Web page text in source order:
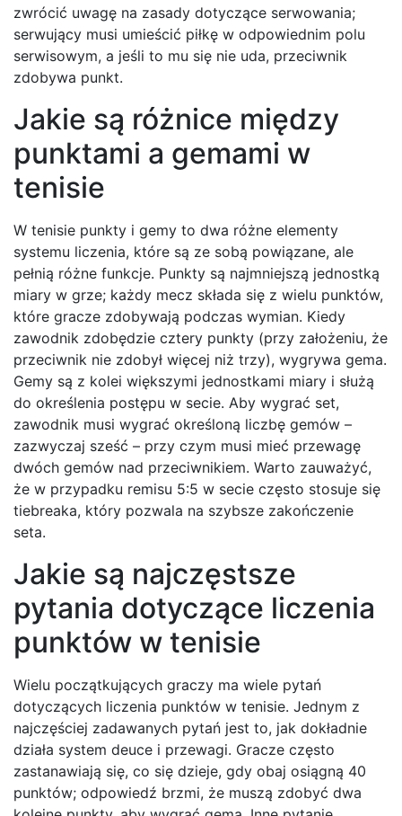
zwrócić uwagę na zasady dotyczące serwowania;
serwujący musi umieścić piłkę w odpowiednim polu
serwisowym, a jeśli to mu się nie uda, przeciwnik
zdobywa punkt.
Jakie są różnice między
punktami a gemami w
tenisie
W tenisie punkty i gemy to dwa różne elementy
systemu liczenia, które są ze sobą powiązane, ale
pełnią różne funkcje. Punkty są najmniejszą jednostką
miary w grze; każdy mecz składa się z wielu punktów,
które gracze zdobywają podczas wymian. Kiedy
zawodnik zdobędzie cztery punkty (przy założeniu, że
przeciwnik nie zdobył więcej niż trzy), wygrywa gema.
Gemy są z kolei większymi jednostkami miary i służą
do określenia postępu w secie. Aby wygrać set,
zawodnik musi wygrać określoną liczbę gemów –
zazwyczaj sześć – przy czym musi mieć przewagę
dwóch gemów nad przeciwnikiem. Warto zauważyć,
że w przypadku remisu 5:5 w secie często stosuje się
tiebreaka, który pozwala na szybsze zakończenie
seta.
Jakie są najczęstsze
pytania dotyczące liczenia
punktów w tenisie
Wielu początkujących graczy ma wiele pytań
dotyczących liczenia punktów w tenisie. Jednym z
najczęściej zadawanych pytań jest to, jak dokładnie
działa system deuce i przewagi. Gracze często
zastanawiają się, co się dzieje, gdy obaj osiągną 40
punktów; odpowiedź brzmi, że muszą zdobyć dwa